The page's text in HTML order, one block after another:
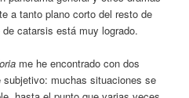
a tanto plano corto del resto de
catarsis está muy logrado.
me he encontrado con dos
subjetivo: muchas situaciones se